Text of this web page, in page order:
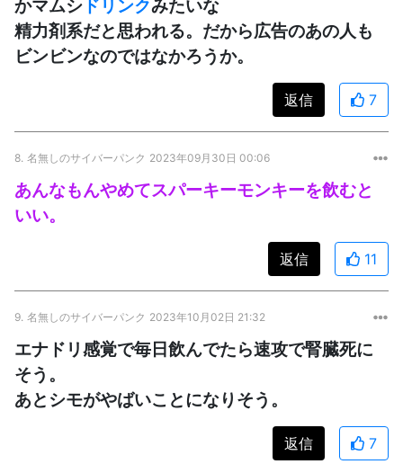
かマムシ ドリンクみたいな
精力剤系だと思われる。だから広告のあの人も
ビンビンなのではなかろうか。
返信 7
8. 名無しのサイバーパンク 2023年09月30日 00:06
あんなもんやめてスパーキーモンキーを飲むと
いい。
返信 11
9. 名無しのサイバーパンク 2023年10月02日 21:32
エナドリ感覚で毎日飲んでたら速攻で腎臓死に
そう。
あとシモがやばいことになりそう。
返信 7